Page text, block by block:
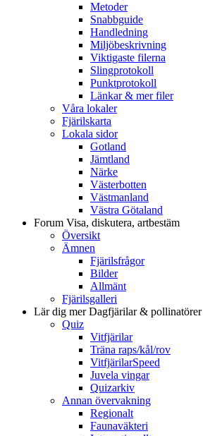
Metoder
Snabbguide
Handledning
Miljöbeskrivning
Viktigaste filerna
Slingprotokoll
Punktprotokoll
Länkar & mer filer
Våra lokaler
Fjärilskarta
Lokala sidor
Gotland
Jämtland
Närke
Västerbotten
Västmanland
Västra Götaland
Forum Visa, diskutera, artbestäm
Översikt
Ämnen
Fjärilsfrågor
Bilder
Allmänt
Fjärilsgalleri
Lär dig merDagfjärilar & pollinatörer
Quiz
Vitfjärilar
Träna raps/kål/rov
VitfjärilarSpeed
Juvela vingar
Quizarkiv
Annan övervakning
Regionalt
Faunaväkteri